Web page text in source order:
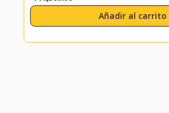
Añadir al carrito